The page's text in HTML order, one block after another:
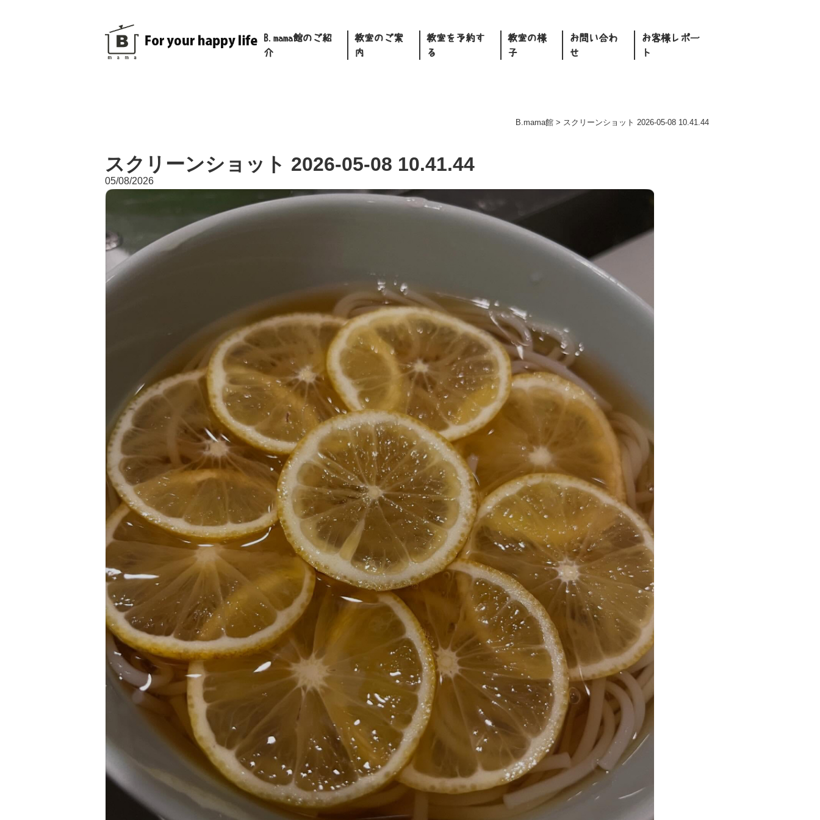
B.mama館のご紹
介
教室のご案
内
教室を予約す
る
教室の様
子
お問い合わ
せ
お客様レポー
ト
B.mama館 > スクリーンショット 2026-05-08 10.41.44
スクリーンショット 2026-05-08 10.41.44
05/08/2026